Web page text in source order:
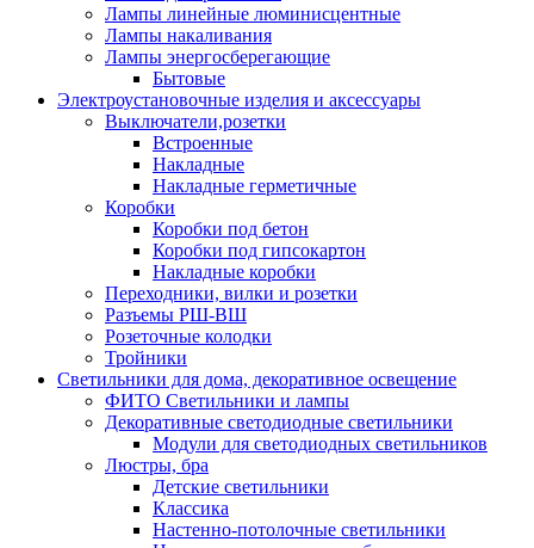
Лампы линейные люминисцентные
Лампы накаливания
Лампы энергосберегающие
Бытовые
Электроустановочные изделия и аксессуары
Выключатели,розетки
Встроенные
Накладные
Накладные герметичные
Коробки
Коробки под бетон
Коробки под гипсокартон
Накладные коробки
Переходники, вилки и розетки
Разъемы РШ-ВШ
Розеточные колодки
Тройники
Светильники для дома, декоративное освещение
ФИТО Светильники и лампы
Декоративные светодиодные светильники
Модули для светодиодных светильников
Люстры, бра
Детские светильники
Классика
Настенно-потолочные светильники